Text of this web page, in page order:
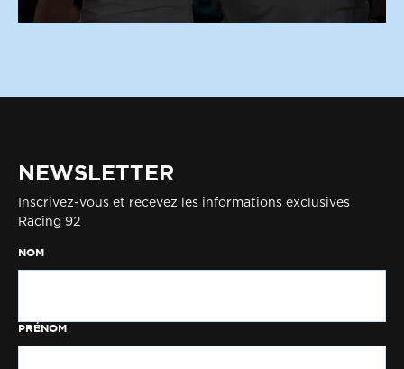
NEWSLETTER
Inscrivez-vous et recevez les informations exclusives
Racing 92
NOM
PRÉNOM